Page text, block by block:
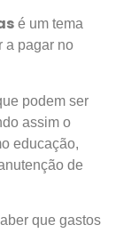
é um tema
a pagar no
podem ser
assim o
educação,
de
que gastos